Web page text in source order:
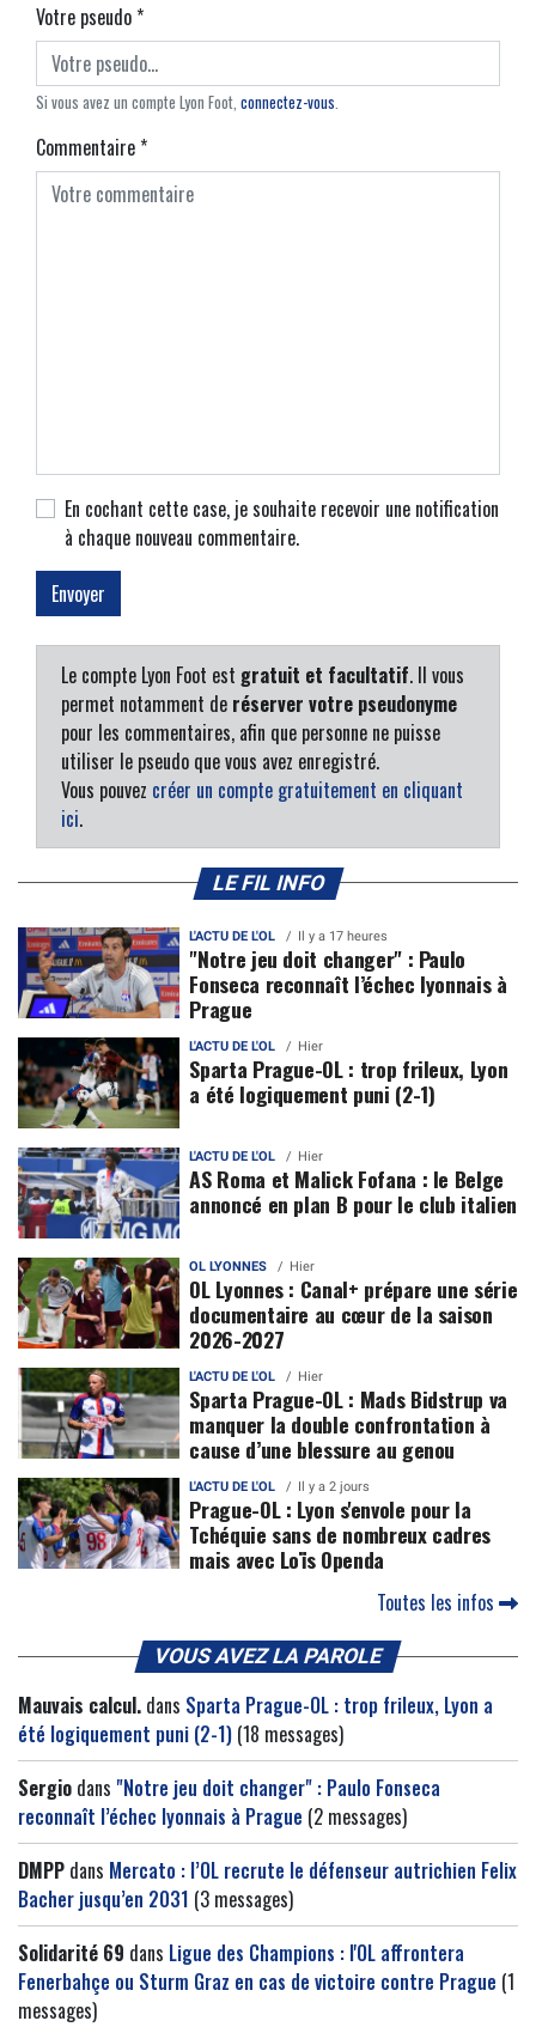
Votre pseudo*
Si vous avez un compte Lyon Foot, connectez-vous.
Commentaire*
En cochant cette case, je souhaite recevoir une notification
à chaque nouveau commentaire.
Le compte Lyon Foot est gratuit et facultatif. Il vous
permet notamment de réserver votre pseudonyme
pour les commentaires, afin que personne ne puisse
utiliser le pseudo que vous avez enregistré.
Vous pouvez créer un compte gratuitement en cliquant
ici.
LE FIL INFO
L'ACTU DE L'OL Il y a 17 heures
"Notre jeu doit changer" : Paulo
Fonseca reconnaît l’échec lyonnais à
Prague
L'ACTU DE L'OL Hier
Sparta Prague-OL : trop frileux, Lyon
a été logiquement puni (2-1)
L'ACTU DE L'OL Hier
AS Roma et Malick Fofana : le Belge
annoncé en plan B pour le club italien
OL LYONNES Hier
OL Lyonnes : Canal+ prépare une série
documentaire au cœur de la saison
2026-2027
L'ACTU DE L'OL Hier
Sparta Prague-OL : Mads Bidstrup va
manquer la double confrontation à
cause d’une blessure au genou
L'ACTU DE L'OL Il y a 2 jours
Prague-OL : Lyon s'envole pour la
Tchéquie sans de nombreux cadres
mais avec Loïs Openda
Toutes les infos
VOUS AVEZ LA PAROLE
Mauvais calcul. dans Sparta Prague-OL : trop frileux, Lyon a
été logiquement puni (2-1) (18 messages)
Sergio dans "Notre jeu doit changer" : Paulo Fonseca
reconnaît l’échec lyonnais à Prague (2 messages)
DMPP dans Mercato : l’OL recrute le défenseur autrichien Felix
Bacher jusqu’en 2031 (3 messages)
Solidarité 69 dans Ligue des Champions : l'OL affrontera
Fenerbahçe ou Sturm Graz en cas de victoire contre Prague (1
messages)